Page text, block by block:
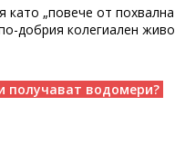
като „повече от
добрия колегиален
получават водомери?